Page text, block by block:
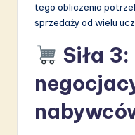
tego obliczenia
sprzedaży od wielu
Siła 3: